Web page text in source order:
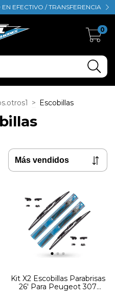
EFECTIVO / TRANSFERENCIA
0
> Escobillas
Kit X2 Escobillas Parabrisas
26' Para Peugeot 307